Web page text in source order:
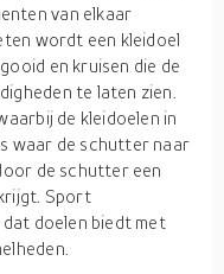
van elkaar
wordt een kleidoel
en kruisen die de
te laten zien.
de kleidoelen in
waar de schutter naar
de schutter een
Sport
doelen biedt met